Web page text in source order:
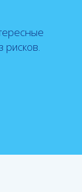
рисков.